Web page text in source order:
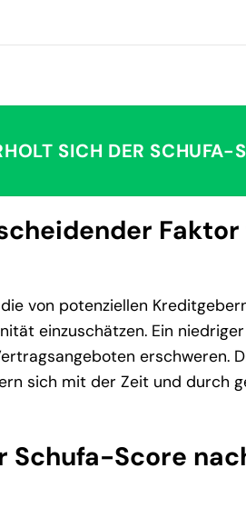
SICH DER SCHUFA-
von potenziellen
einzuschätzen. Ein
erschweren.
sich mit der Zeit und durch
Score